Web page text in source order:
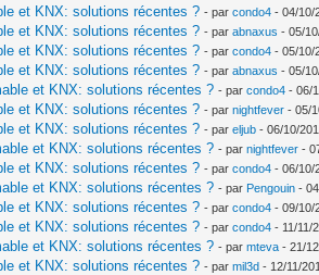
et KNX: solutions récentes ? - parcondo4 - 04/10/
et KNX: solutions récentes ? - parabnaxus - 05/
et KNX: solutions récentes ? - parcondo4 - 05/10/
et KNX: solutions récentes ? - parabnaxus - 05/
et KNX: solutions récentes ? - parcondo4 - 06/
et KNX: solutions récentes ? - parnightfever - 05/
et KNX: solutions récentes ? - pareljub - 06/10/
et KNX: solutions récentes ? - parnightfever -
et KNX: solutions récentes ? - parcondo4 - 06/10/
et KNX: solutions récentes ? - par Pengouin -
et KNX: solutions récentes ? - parcondo4 - 09/10/
et KNX: solutions récentes ? - parcondo4 - 11/11/
et KNX: solutions récentes ? - parmteva - 21/
et KNX: solutions récentes ? - parmil3d - 12/11/